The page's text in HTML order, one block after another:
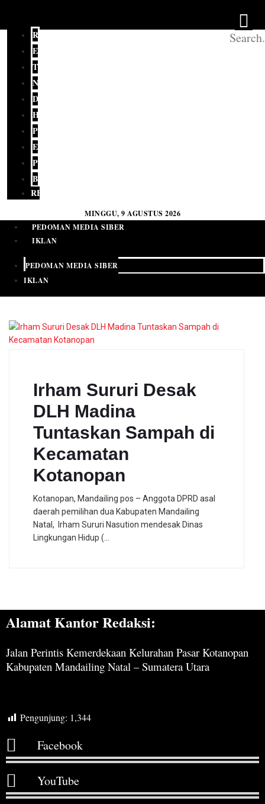
REDAKSI
EDITORIAL
TERKINI
NASIONAL
DAERAH
HUKUM
POLITIK
EKONOMI
PENDIDIKAN
BUDAYA
RELIGI
MINGGU, 9 AGUSTUS 2026
PEDOMAN MEDIA SIBER
IKLAN
PEDOMAN MEDIA SIBER
IKLAN
Irham Sururi Desak
DLH Madina
Tuntaskan Sampah di
Kecamatan
Kotanopan
Kotanopan, Mandailing pos – Anggota DPRD asal
daerah pemilihan dua Kabupaten Mandailing
Natal, Irham Sururi Nasution mendesak Dinas
Lingkungan Hidup (…
Alamat Kantor Redaksi:
Jalan Perintis Kemerdekaan Kelurahan Pasar Kotanopan
Kabupaten Mandailing Natal – Sumatera Utara
Pengunjung: 1,344
Facebook
YouTube